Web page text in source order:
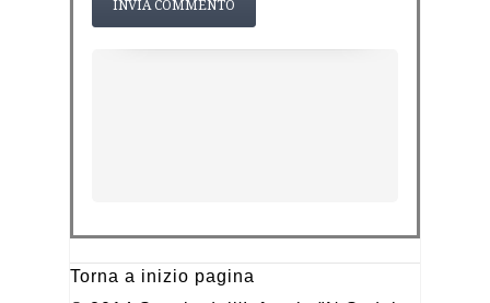
Torna a inizio pagina